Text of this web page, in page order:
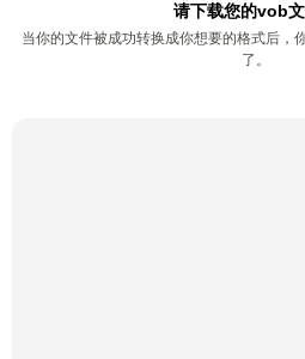
请下载您的vob文
当你的文件被成功转换成你想要的格式后，
了。